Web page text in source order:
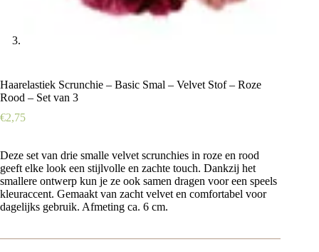
Haarelastiek Scrunchie – Basic Smal – Velvet Stof – Roze
Rood – Set van 3
€2,75
Deze set van drie smalle velvet scrunchies in roze en rood
geeft elke look een stijlvolle en zachte touch. Dankzij het
smallere ontwerp kun je ze ook samen dragen voor een speels
kleuraccent. Gemaakt van zacht velvet en comfortabel voor
dagelijks gebruik. Afmeting ca. 6 cm.